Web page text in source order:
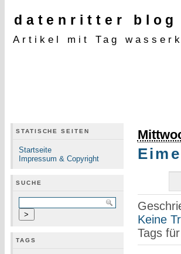
datenritter blog
Artikel mit Tag
STATISCHE SEITEN
Startseite
Impressum & Copyright
SUCHE
TAGS
Keine
Tags